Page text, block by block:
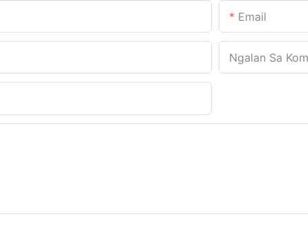
Email
Ngalan Sa